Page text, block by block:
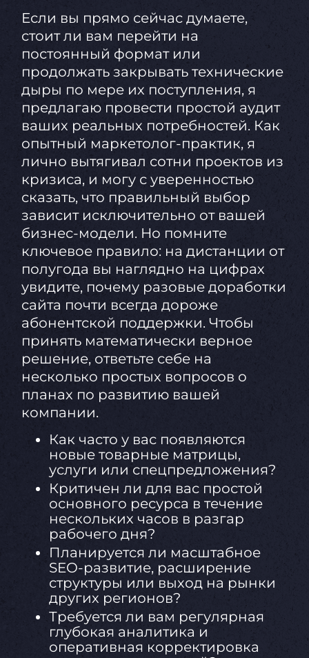
Если вы прямо сейчас думаете,
стоит ли вам перейти на
постоянный формат или
продолжать закрывать технические
дыры по мере их поступления, я
предлагаю провести простой аудит
ваших реальных потребностей. Как
опытный маркетолог-практик, я
лично вытягивал сотни проектов из
кризиса, и могу с уверенностью
сказать, что правильный выбор
зависит исключительно от вашей
бизнес-модели. Но помните
ключевое правило: на дистанции от
полугода вы наглядно на цифрах
увидите, почему разовые доработки
сайта почти всегда дороже
абонентской поддержки. Чтобы
принять математически верное
решение, ответьте себе на
несколько простых вопросов о
планах по развитию вашей
компании.
Как часто у вас появляются
новые товарные матрицы,
услуги или спецпредложения?
Критичен ли для вас простой
основного ресурса в течение
нескольких часов в разгар
рабочего дня?
Планируется ли масштабное
SEO-развитие, расширение
структуры или выход на рынки
других регионов?
Требуется ли вам регулярная
глубокая аналитика и
оперативная корректировка